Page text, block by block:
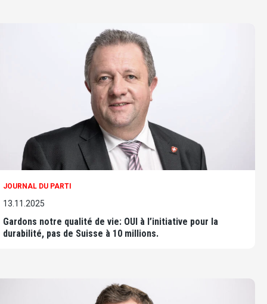
JOURNAL DU PARTI
13.11.2025
Gardons notre qualité de vie: OUI à l’initiative pour la
durabilité, pas de Suisse à 10 millions.